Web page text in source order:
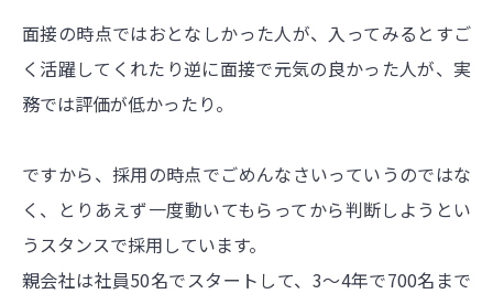
面接の時点ではおとなしかった人が、入ってみるとすご
く活躍してくれたり逆に面接で元気の良かった人が、実
務では評価が低かったり。
ですから、採用の時点でごめんなさいっていうのではな
く、とりあえず一度動いてもらってから判断しようとい
うスタンスで採用しています。
親会社は社員50名でスタートして、3〜4年で700名まで